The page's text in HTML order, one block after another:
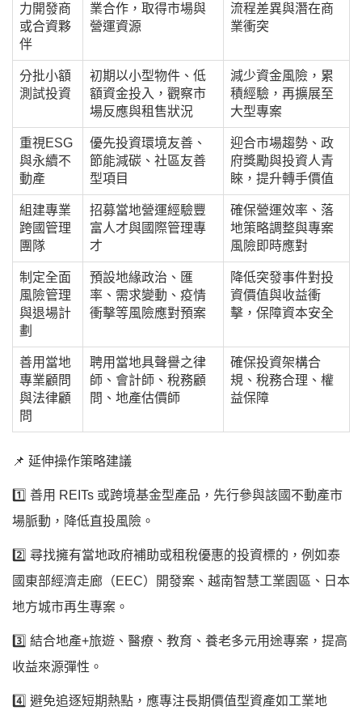
力開發商
或合資夥
伴
業合作，取得市場與
營運資源
流程差異與潛在商
業衝突
分批小額
測試投資
初期以小型物件、低
額資金投入，觀察市
場反應與租售狀況
減少資金風險，累
積經驗，再擴展至
大型專案
重視ESG
與永續不
動產
優先投資環境友善、
節能減碳、社區友善
型項目
迎合市場趨勢、政
府獎勵與投資人青
睞，提升轉手價值
組建專業
跨國管理
團隊
招募當地營運經驗豐
富人才與國際管理專
才
確保營運效率、落
地策略調整與專案
風險即時應對
制定全面
風險管理
與退場計
劃
預設地緣政治、匯
率、需求變動、疫情
衝擊等風險應對預案
降低突發事件對投
資價值與收益衝
擊，保障資本安全
善用當地
專業顧問
與法律顧
問
聘用當地具聲譽之律
師、會計師、稅務顧
問、地產估價師
確保投資架構合
規、稅務合理、權
益保障
📌 延伸操作策略建議
1️⃣ 善用 REITs 或跨境基金型產品，先行參與該國不動產市
場脈動，降低直投風險。
2️⃣ 尋找擁有當地政府補助或租稅優惠的投資標的，例如泰
國東部經濟走廊（EEC）開發案、越南智慧工業園區、日本
地方城市再生專案。
3️⃣ 結合地產+旅遊、醫療、教育、養老多元用途專案，提高
收益來源彈性。
4️⃣ 避免追逐短期熱點，應專注長期價值型資產如工業地